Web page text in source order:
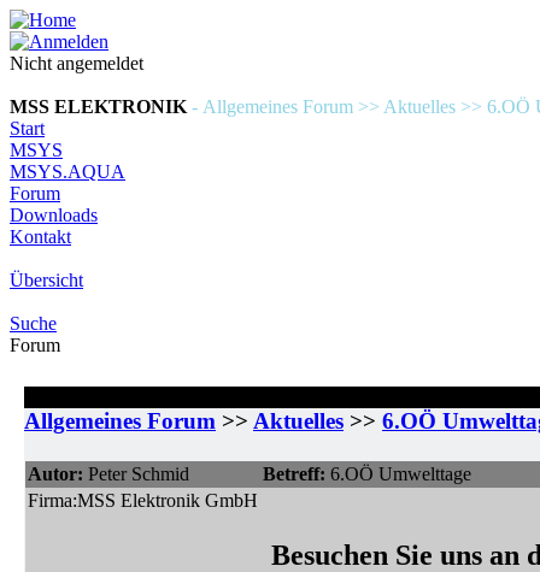
Nicht angemeldet
MSS ELEKTRONIK - Allgemeines Forum >> Aktuelles >> 6.OÖ
Start
MSYS
MSYS.AQUA
Forum
Downloads
Kontakt
Übersicht
Suche
Forum
Allgemeines Forum >> Aktuelles >> 6.OÖ
Autor: Peter Schmid Betreff: 6.OÖ Umwelttage
Firma:MSS Elektronik GmbH
Besuchen Sie uns an